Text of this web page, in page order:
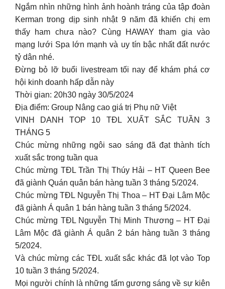
Ngắm nhìn những hình ảnh hoành tráng của tập đoàn
Kerman trong dịp sinh nhật 9 năm đã khiến chị em
thấy ham chưa nào? Cùng HAWAY tham gia vào
mạng lưới Spa lớn mạnh và uy tín bậc nhất đất nước
tỷ dân nhé.
Đừng bỏ lỡ buổi livestream tối nay để khám phá cơ
hội kinh doanh hấp dẫn này
Thời gian: 20h30 ngày 30/5/2024
Địa điểm: Group Nâng cao giá trị Phụ nữ Việt
VINH DANH TOP 10 TĐL XUẤT SẮC TUẦN 3
THÁNG 5
Chúc mừng những ngôi sao sáng đã đạt thành tích
xuất sắc trong tuần qua
Chúc mừng TĐL Trần Thị Thúy Hải – HT Queen Bee
đã giành Quán quân bán hàng tuần 3 tháng 5/2024.
Chúc mừng TĐL Nguyễn Thị Thoa – HT Đại Lâm Mộc
đã giành Á quân 1 bán hàng tuần 3 tháng 5/2024.
Chúc mừng TĐL Nguyễn Thị Minh Thương – HT Đại
Lâm Mộc đã giành Á quân 2 bán hàng tuần 3 tháng
5/2024.
Và chúc mừng các TĐL xuất sắc khác đã lọt vào Top
10 tuần 3 tháng 5/2024.
Mọi người chính là những tấm gương sáng về sự kiên